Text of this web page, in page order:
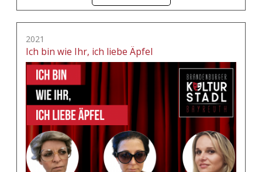
2021
Ich bin wie Ihr, ich liebe Äpfel